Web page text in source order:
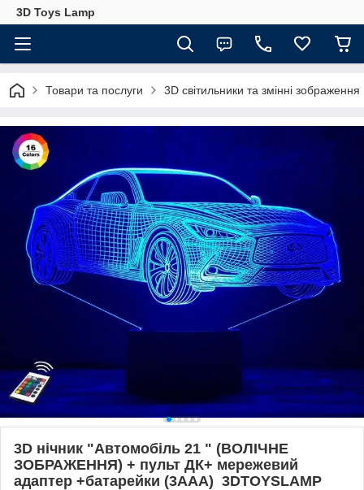
3D Toys Lamp
Товари та послуги 3D світильники та змінні зображення
3D нічник "Автомобіль 21 " (ВОЛІЧНЕ
ЗОБРАЖЕННЯ) + пульт ДК+ мережевий
адаптер +батарейки (3ААА) 3DTOYSLAMP